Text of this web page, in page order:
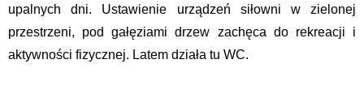
upalnych dni. Ustawienie urządzeń siłowni w zielonej
przestrzeni, pod gałęziami drzew zachęca do rekreacji i
aktywności fizycznej. Latem działa tu WC.